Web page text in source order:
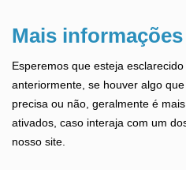
Mais informações
Esperemos que esteja
anteriormente, se houver algo
precisa ou não, geralmente é
ativados, caso interaja com um
nosso site.